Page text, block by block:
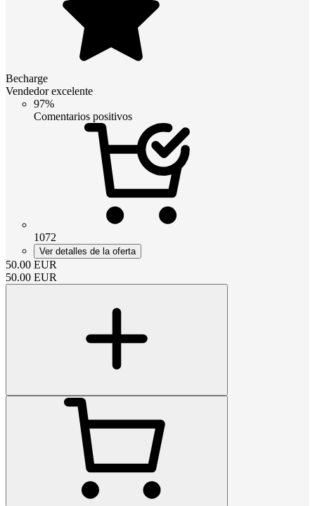
Becharge
Vendedor excelente
97%
Comentarios positivos
1072
Ver detalles de la oferta
50.00 EUR
50.00 EUR